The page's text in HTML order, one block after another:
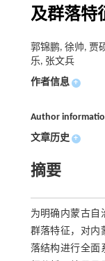
及群落特
郭锦鹏, 徐帅, 贾
乐, 张文兵
作者信息 +
Author
文章历史 +
摘要
为明确内蒙古自
群落特征，对内
落结构进行全面